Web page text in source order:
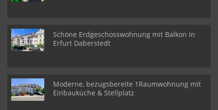
Schöne Erdgeschosswohnung mit Balkon in
Erfurt Daberstedt
Moderne, bezugsbereite 1Raumwohnung mit
Einbauküche & Stellplatz